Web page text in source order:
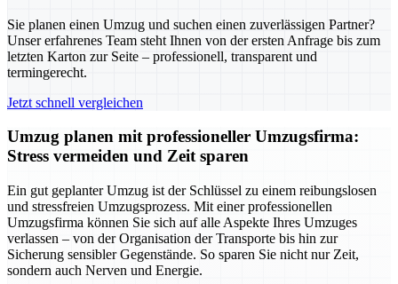
Sie planen einen Umzug und suchen einen zuverlässigen Partner?
Unser erfahrenes Team steht Ihnen von der ersten Anfrage bis zum
letzten Karton zur Seite – professionell, transparent und
termingerecht.
Jetzt schnell vergleichen
Umzug planen mit professioneller Umzugsfirma:
Stress vermeiden und Zeit sparen
Ein gut geplanter Umzug ist der Schlüssel zu einem reibungslosen
und stressfreien Umzugsprozess. Mit einer professionellen
Umzugsfirma können Sie sich auf alle Aspekte Ihres Umzuges
verlassen – von der Organisation der Transporte bis hin zur
Sicherung sensibler Gegenstände. So sparen Sie nicht nur Zeit,
sondern auch Nerven und Energie.